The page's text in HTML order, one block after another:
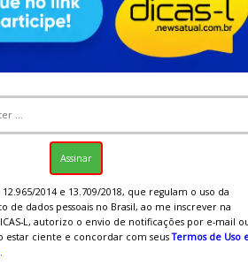
2014 e 13.709/2018, que regulam o uso da
de dados pessoais no Brasil, ao me inscrever na
L, autorizo o envio de notificações por e-mail
estar ciente e concordar com seusTermos de Uso